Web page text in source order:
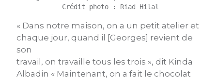
Crédit photo : Riad Hilal
« Dans notre maison, on a un petit atelier et
chaque jour, quand il [Georges] revient de
son
travail, on travaille tous les trois », dit Kinda
Albadin « Maintenant, on a fait le chocolat